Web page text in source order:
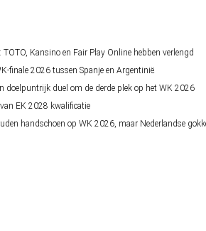
Kansino en Fair Play Online hebben verlengd
finale 2026 tussen Spanje en Argentinië
doelpuntrijk duel om de derde plek op het WK 2026
EK 2028 kwalificatie
handschoen op WK 2026, maar Nederlandse